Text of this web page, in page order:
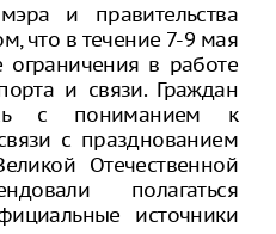
и правительства
что в течение 7-9 мая
в работе
и связи. Граждан
с пониманием к
с празднованием
Отечественной
полагаться
источники